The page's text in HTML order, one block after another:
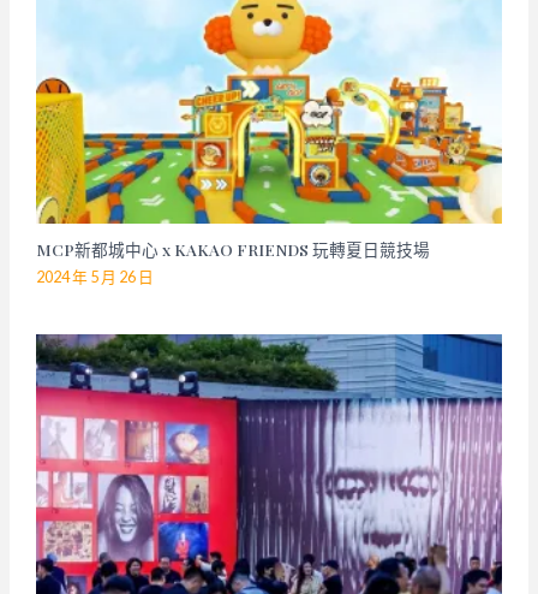
MCP新都城中心 x KAKAO FRIENDS 玩轉夏日競技場
2024 年 5 月 26 日